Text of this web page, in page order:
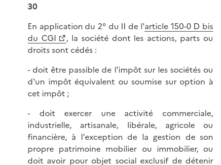
30
En application du 2° du II de l'article 150-0 D bis
du CGI
, la société dont les actions, parts ou
droits sont cédés :
- doit être passible de l'impôt sur les sociétés ou
d'un impôt équivalent ou soumise sur option à
cet impôt ;
- doit exercer une activité commerciale,
industrielle, artisanale, libérale, agricole ou
financière, à l'exception de la gestion de son
propre patrimoine mobilier ou immobilier, ou
doit avoir pour objet social exclusif de détenir